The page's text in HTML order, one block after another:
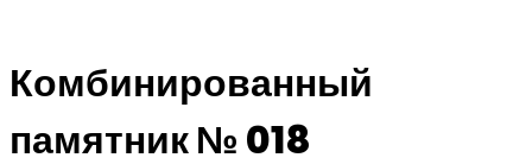
Комбинированный
памятник № 018